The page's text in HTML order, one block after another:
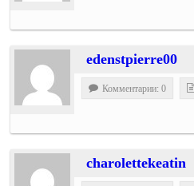
edenstpierre00
Комментарии: 0
charolettekeatin